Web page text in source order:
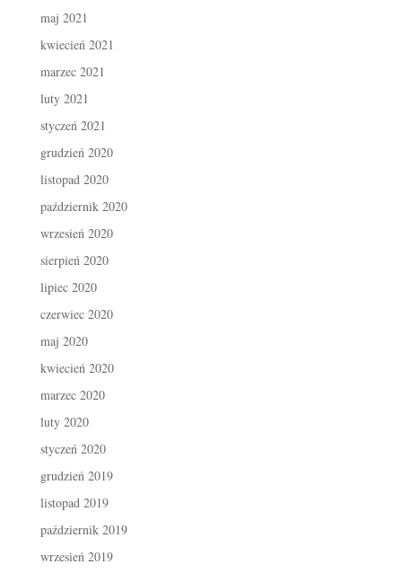
maj 2021
kwiecień 2021
marzec 2021
luty 2021
styczeń 2021
grudzień 2020
listopad 2020
październik 2020
wrzesień 2020
sierpień 2020
lipiec 2020
czerwiec 2020
maj 2020
kwiecień 2020
marzec 2020
luty 2020
styczeń 2020
grudzień 2019
listopad 2019
październik 2019
wrzesień 2019